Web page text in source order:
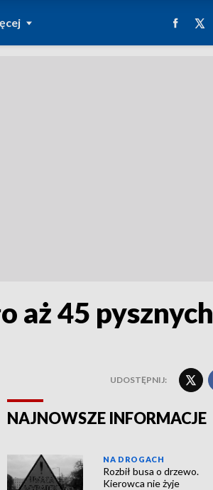
aż 45 pysznych
UDOSTĘPNIJ:
NAJNOWSZE INFORMACJE
NA DROGACH
Rozbił busa o drzewo.
Kierowca nie żyje